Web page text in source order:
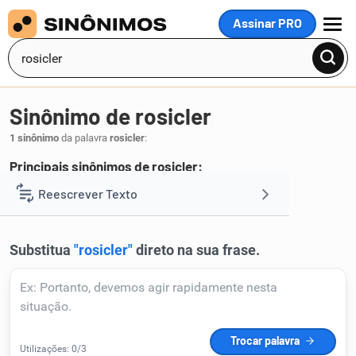
Assinar PRO
MENU
Reescrever Texto
Corrigir Texto
Sinônimo de rosicler
1 sinônimo da palavra rosicler:
Principais sinônimos de rosicler:
1 arrebol.